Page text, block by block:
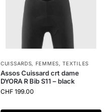
CUISSARDS, FEMMES,TEXTILES
Assos Cuissard crt dame
DYORA R Bib S11 – black
CHF 199.00